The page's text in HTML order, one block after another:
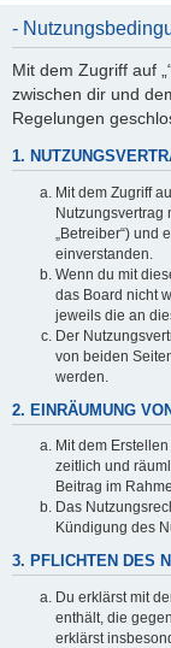
-
Mit dem Zugriff auf
zwischen dir und
Regelungen
1.
Mit dem Zugriff
Nutzungsvertrag
„Betreiber“) und
einverstanden.
Wenn du mit
das Board nicht
jeweils die an
Der
von beiden
werden.
2. EINRÄUMUNG
Mit dem
zeitlich und
Beitrag im
Das
Kündigung des
3. PFLICHTEN DES
Du erklärst mit
enthält, die
erklärst